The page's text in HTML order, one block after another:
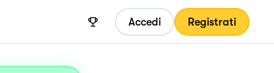
Accedi Registrati